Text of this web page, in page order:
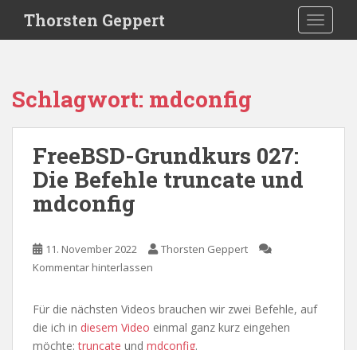
i
Thorsten Geppert
Schlagwort: mdconfig
FreeBSD-Grundkurs 027:
Die Befehle truncate und
mdconfig
11. November 2022
Thorsten Geppert
Kommentar hinterlassen
Für die nächsten Videos brauchen wir zwei Befehle, auf
die ich in diesem Video einmal ganz kurz eingehen
möchte:truncate und mdconfig.